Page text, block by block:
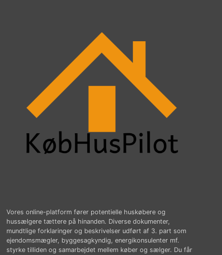
Vores online-platform fører potentielle huskøbere og
hussælgere tættere på hinanden. Diverse dokumenter,
mundtlige forklaringer og beskrivelser udført af 3. part som
ejendomsmægler, byggesagkyndig, energikonsulenter mf.
styrke tilliden og samarbejdet mellem køber og sælger. Du får